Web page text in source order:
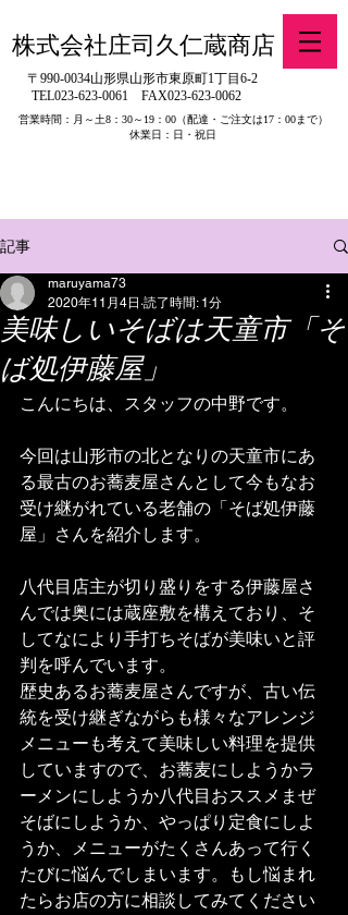
株式会社庄司久仁蔵商店
〒990-0034山形県山形市東原町1丁目6-2
TEL023-623-0061 FAX023-623-0062
営業時間：月～土8：30～19：00（配達・ご注文は17：00まで）
休業日：日・祝日
記事
美味しいそばは天童市「そ
ば処伊藤屋」
maruyama73
2020年11月4日 読了時間: 1分
こんにちは、スタッフの中野です。
今回は山形市の北となりの天童市にあ
る最古のお蕎麦屋さんとして今もなお
受け継がれている老舗の「そば処伊藤
屋」さんを紹介します。
八代目店主が切り盛りをする伊藤屋さ
んでは奥には蔵座敷を構えており、そ
してなにより手打ちそばが美味いと評
判を呼んでいます。
歴史あるお蕎麦屋さんですが、古い伝
統を受け継ぎながらも様々なアレンジ
メニューも考えて美味しい料理を提供
していますので、お蕎麦にしようかラ
ーメンにしようか八代目おススメまぜ
そばにしようか、やっぱり定食にしよ
うか、メニューがたくさんあって行く
たびに悩んでしまいます。もし悩まれ
たらお店の方に相談してみてください